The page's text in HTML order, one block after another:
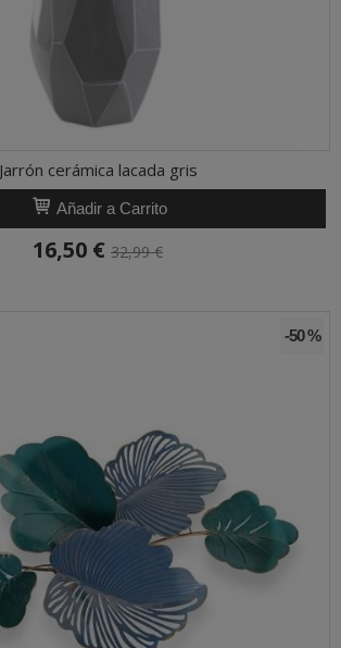
Jarrón cerámica lacada gris
Añadir a Carrito
16,50 € 32,99 €
-50 %